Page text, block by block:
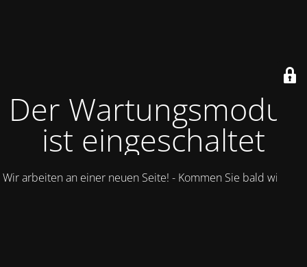
Der Wartungsmodus
ist eingeschaltet
Wir arbeiten an einer neuen Seite! - Kommen Sie bald wieder.